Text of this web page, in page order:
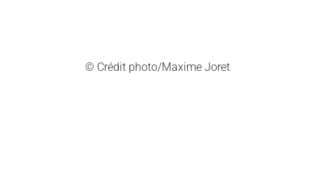
© Crédit photo/Maxime Joret